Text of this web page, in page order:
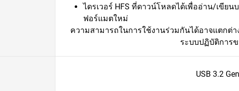
ไดรเวอร์ HFS ที่ดาวน์โหลดได้เพื่ออ่าน/เขียน
ฟอร์แมตใหม่
ความสามารถในการใช้งานร่วมกันได้อาจแตกต่
ระบบปฏิบัติการ
USB 3.2